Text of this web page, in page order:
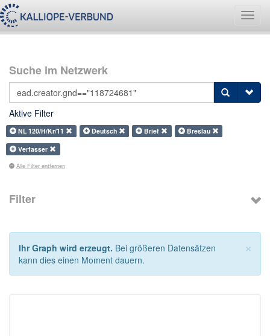
Suche im Netzwerk
Aktive Filter
NL 120/H/Kr/11 Deutsch Brief
Breslau
Verfasser
Alle Filter entfernen
Filter
×
Ihr Graph wird erzeugt. Bei größeren Datensätzen
kann dies einen Moment dauern.